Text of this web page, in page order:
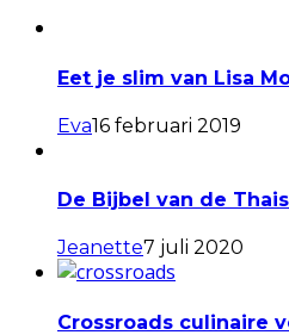
Eet je slim van Lisa
Eva16 februari 2019
De Bijbel van de
Jeanette7 juli 2020
Crossroads culinaire